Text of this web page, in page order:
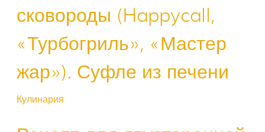
сковороды (Happycall,
«Турбогриль», «Мастер
жар»). Суфле из печени
Кулинария